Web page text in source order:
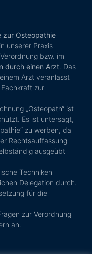
zur Osteopathie
unserer Praxis
bzw. im
durch einen Arzt. Das
Arzt veranlasst
zur
„Osteopath“ ist
Es ist untersagt,
zu werben, da
Rechtsauffassung
ausgeübt
Techniken
Delegation durch.
für die
zur Verordnung
an.